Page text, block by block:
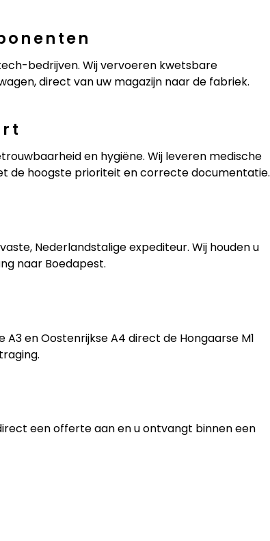
bedrijven. Wij vervoeren kwetsbare
direct van uw magazijn naar de fabriek.
en hygiëne. Wij leveren medische
de hoogste prioriteit en correcte documentatie.
Nederlandstalige expediteur. Wij houden u
naar Boedapest.
en Oostenrijkse A4 direct de Hongaarse M1
een offerte aan en u ontvangt binnen een